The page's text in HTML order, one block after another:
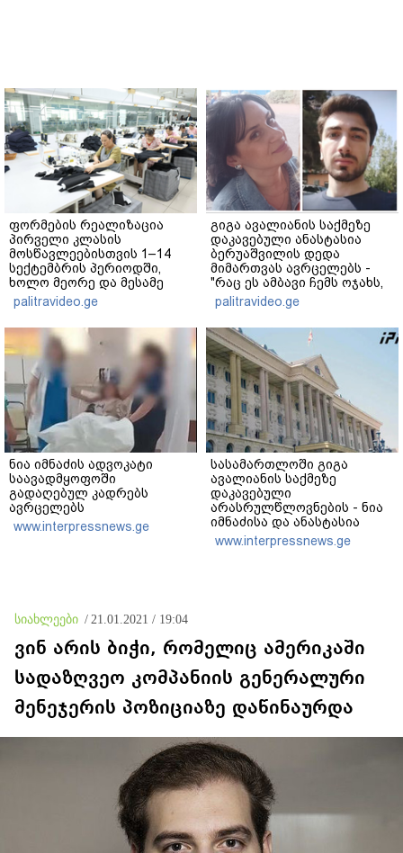
ფორმების რეალიზაცია
პირველი კლასის
მოსწავლეებისთვის 1–14
სექტემბრის პერიოდში,
ხოლო მეორე და მესამე
ეტაპებზე...
palitravideo.ge
გიგა ავალიანის საქმეზე
დაკავებული ანასტასია
ბერუაშვილის დედა
მიმართვას ავრცელებს -
"რაც ეს ამბავი ჩემს ოჯახს,
ჩემს ანასტასიას გადახდა
თავს, მის მერე მე მე არ
ვარ"
palitravideo.ge
ნია იმნაძის ადვოკატი
საავადმყოფოში
გადაღებულ კადრებს
ავრცელებს
www.interpressnews.ge
სასამართლოში გიგა
ავალიანის საქმეზე
დაკავებული
არასრულწლოვნების - ნია
იმნაძისა და ანასტასია
ბერუაშვილის პროცესი
მიმდინარეობს
www.interpressnews.ge
სიახლეები / 21.01.2021 / 19:04
ვინ არის ბიჭი, რომელიც ამერიკაში
სადაზღვეო კომპანიის გენერალური
მენეჯერის პოზიციაზე დაწინაურდა